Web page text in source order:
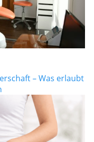
– Was erlaubt